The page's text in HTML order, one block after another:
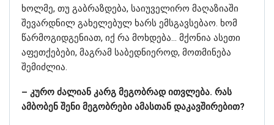
ხოლმე, თუ გაბრაზდება, საიუველირო მაღაზიაში
შევარდნილ გახელებულ ხარს ემსგავსებაო. ხომ
წარმოგიდგენიათ, იქ რა მოხდება… მქონია ასეთი
აფეთქებები, მაგრამ საბედნიეროდ, მოთმინება
შემიძლია.
– კურო ძალიან კარგ მეგობრად ითვლება. რას
ამბობენ შენი მეგობრები ამასთან დაკავშირებით?